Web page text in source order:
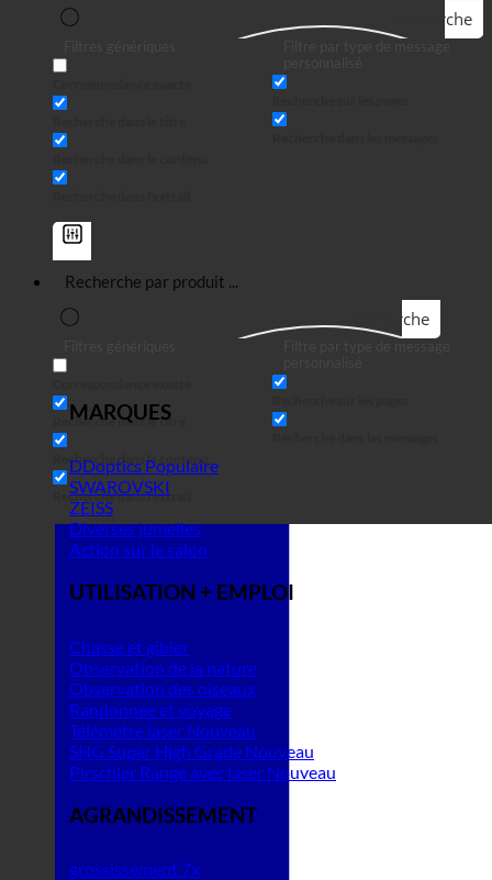
Recherche
Recherche
Recherche dans le titre
Recherche dans le contenu
Recherche dans l'extrait
MARQUES
DDoptics
SWAROVSKI
ZEISS
Diverses jumelles
Action sur le salon
UTILISATION + EMPLOI
Chasse et gibier
Observation de la nature
Observation des oiseaux
Randonnée et voyage
Télémètre laser
SHG Super High Grade
Pirschler Range avec laser
AGRANDISSEMENT
grossissement 7x